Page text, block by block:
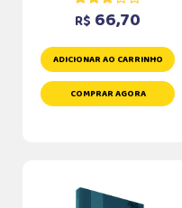
R$ 66,70
ADICIONAR AO CARRINHO
COMPRAR AGORA